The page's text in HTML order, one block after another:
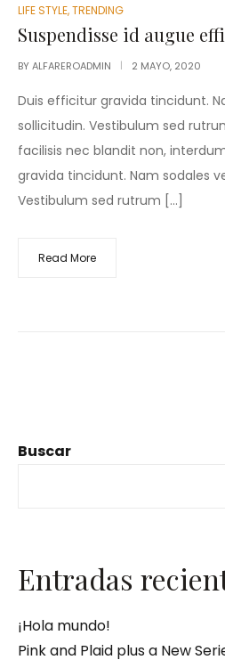
Buscar
Entradas
¡Hola mundo!
Pink and Plaid plus a New
LIFE STYLE,TRENDING
Suspendisse id augue
BYALFAREROADMIN 2 MAYO, 2020
Duis efficitur gravida tincidunt.
sollicitudin. Vestibulum sed
facilisis nec blandit non,
gravida tincidunt. Nam sodales
Vestibulum sed rutrum […]
Read More